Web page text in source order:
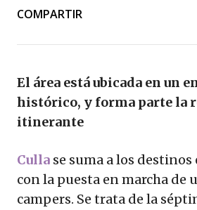
COMPARTIR
El área está ubicada en un
histórico, y forma parte la
itinerante
Culla se suma a los
con la puesta en marcha
campers. Se trata de la